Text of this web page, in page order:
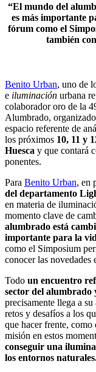
“El mundo del
es más importante
fórum como el
también
Benito Urban, uno de
e iluminación urbana
colaborador oro de la
Alumbrado,
espacio referente de
los próximos 10, 11 y
Huesca y que contará
ponentes.
Para Benito Urban, en
del departamento
en materia de
momento clave de
alumbrado está
importante para la
como el Simposium
conocer las novedades
Todo un encuentro
sector del alumbrado
precisamente llega a
retos y desafíos a los
que hacer frente, como
misión en estos
conseguir una
los entornos